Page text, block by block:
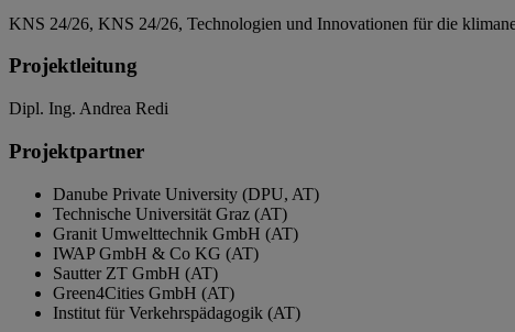
KNS 24/26, KNS 24/26, Technologien und Innovationen für die
Projektleitung
Dipl. Ing. Andrea Redi
Projektpartner
Danube Private University (DPU, AT)
Technische Universität Graz (AT)
Granit Umwelttechnik GmbH (AT)
IWAP GmbH & Co KG (AT)
Sautter ZT GmbH (AT)
Green4Cities GmbH (AT)
Institut für Verkehrspädagogik (AT)